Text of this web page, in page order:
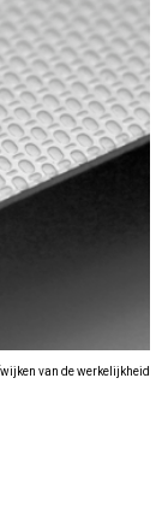
van de werkelijkheid